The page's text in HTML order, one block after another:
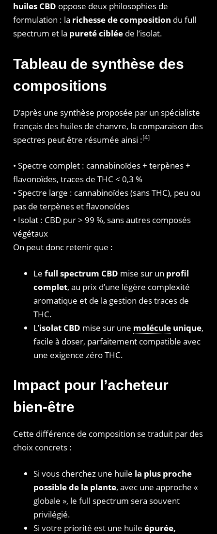
huiles CBD oppose deux philosophies de
formulation : la richesse de composition du full
spectrum et la pureté cibléede l’isolat.
Tableau de synthèse des
compositions
D’après une synthèse proposée par un spécialiste
français des huiles de chanvre, la comparaison des
spectres peut être résumée ainsi :[4]
• Spectre complet : cannabinoïdes + terpènes +
flavonoïdes, traces de THC < 0,3 %
• Spectre large : cannabinoïdes (sans THC), peu ou
pas de terpènes et flavonoïdes
• Isolat : CBD pur > 99 %, sans autres composés
végétaux
On peut donc retenir que :
Lefull spectrum CBD mise sur un profil
complet, au prix d’une légère complexité
aromatique et de la gestion des traces de
THC.
L’isolat CBD mise sur une molécule unique,
facile à doser, parfaitement compatible avec
une exigence zéro THC.
Impact pour l’acheteur
bien-être
Cette différence de composition se traduit par des
choix concrets :
Si vous cherchez une huile la plus proche
possible de la plante, avec une approche «
globale », le full spectrum sera souvent
privilégié.
Si votre priorité est une huileépurée,